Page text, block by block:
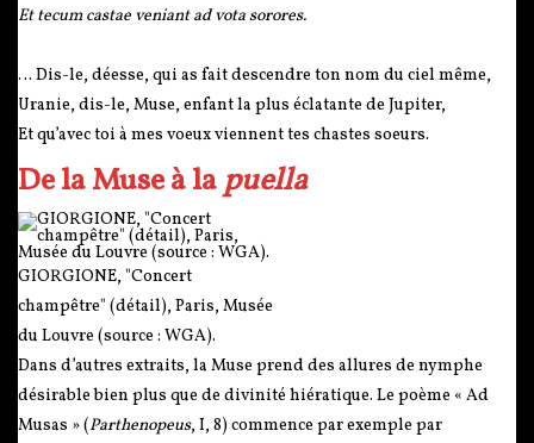
Et tecum castae veniant ad vota sorores.
… Dis-le, déesse, qui as fait descendre ton nom du ciel même,
Uranie, dis-le, Muse, enfant la plus éclatante de Jupiter,
Et qu’avec toi à mes voeux viennent tes chastes soeurs.
De la Muse à lapuella
GIORGIONE, "Concert
champêtre" (détail), Paris, Musée
du Louvre (source : WGA).
Dans d’autres extraits, la Muse prend des allures de nymphe
désirable bien plus que de divinité hiératique. Le poème « Ad
Musas » (Parthenopeus, I, 8) commence par exemple par